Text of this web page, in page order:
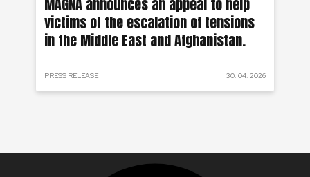
MAGNA announces an appeal to help
victims of the escalation of tensions
in the Middle East and Afghanistan.
PRESS RELEASE 30. 04. 2026